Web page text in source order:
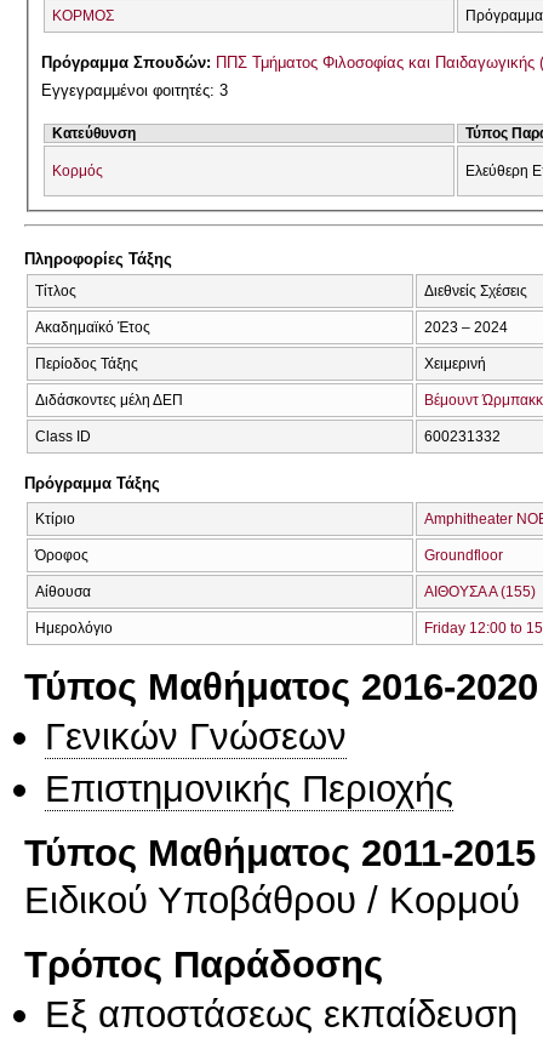
ΚΟΡΜΟΣ
Πρόγραμμα Σπουδών: ΠΠΣ Τμήματος Φιλοσοφίας και Παιδαγωγικής
Εγγεγραμμένοι φοιτητές: 3
Κατεύθυνση Τύπος
Κορμός Ελεύθερη
Πληροφορίες Τάξης
Τίτλος Διεθνείς Σχέσεις
Ακαδημαϊκό Έτος 2023 – 2024
Περίοδος Τάξης Χειμερινή
Διδάσκοντες μέλη ΔΕΠ Βέμουντ
Class ID 600231332
Πρόγραμμα Τάξης
Κτίριο Amphitheater
Όροφος Groundfloor
Αίθουσα ΑΙΘΟΥΣΑ Α (155)
Ημερολόγιο Friday 12:00 to
Τύπος Μαθήματος 2016-2020
Γενικών Γνώσεων
Επιστημονικής Περιοχής
Τύπος Μαθήματος 2011-2015
Ειδικού Υποβάθρου / Κορμού
Τρόπος Παράδοσης
Eξ απoστάσεως εκπαίδευση